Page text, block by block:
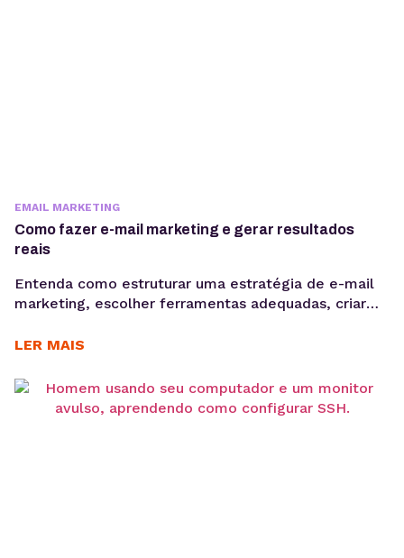
EMAIL MARKETING
Como fazer e-mail marketing e gerar resultados
reais
Entenda como estruturar uma estratégia de e-mail
marketing, escolher ferramentas adequadas, criar
métricas como taxa de abertura e CTR para evoluir
e-mail marketing continua sendo uma das
habilidades mais importantes para empresas que
LER MAIS